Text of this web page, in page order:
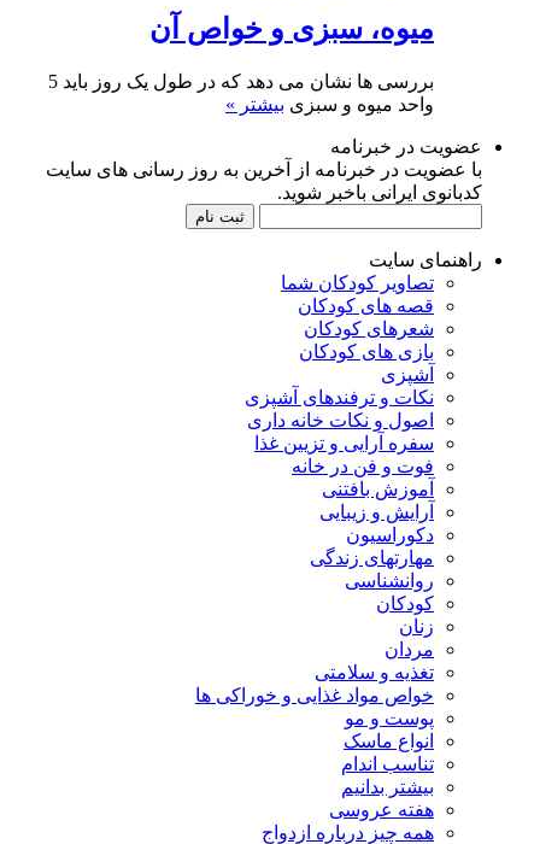
میوه، سبزی و خواص آن
بررسی ها نشان می دهد که در طول یک روز باید 5
واحد میوه و سبزی بیشتر »
عضویت در خبرنامه
با عضویت در خبرنامه از آخرین به روز رسانی های سایت
کدبانوی ایرانی باخبر شوید.
راهنمای سایت
تصاویر کودکان شما
قصه های کودکان
شعرهای کودکان
بازی های کودکان
آشپزی
نکات و ترفندهای آشپزی
اصول و نکات خانه داری
سفره آرایی و تزیین غذا
فوت و فن در خانه
آموزش بافتنی
آرایش و زیبایی
دکوراسیون
مهارتهای زندگی
روانشناسی
کودکان
زنان
مردان
تغذیه و سلامتی
خواص مواد غذایی و خوراکی ها
پوست و مو
انواع ماسک
تناسب اندام
بیشتر بدانیم
هفته عروسی
همه چیز درباره ازدواج